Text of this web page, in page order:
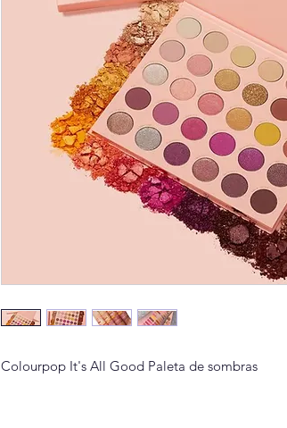
Colourpop It's All Good Paleta de sombras